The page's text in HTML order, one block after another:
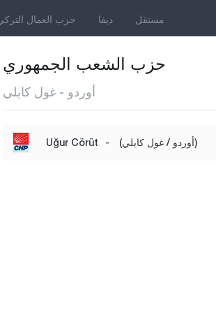
حزب العمال ديفا مستقل
حزب الشعب الجمهوري
أوردو - غول كايلي
Uğur Cörüt - (أوردو / غول كايلي)